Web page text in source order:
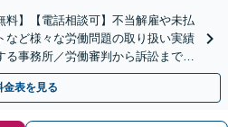
料】【電話相談可】不当解雇や未払
など様々な労働問題の取り扱い実績
事務所／労働審判から訴訟まで、
を立案」
金表を見る